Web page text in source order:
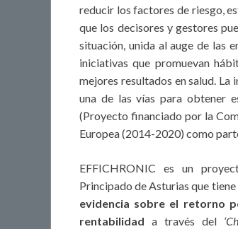
reducir los factores de riesgo,
que los decisores y gestores
situación, unida al auge de las
iniciativas que promuevan
mejores resultados en salud.
una de las vías para obtener
(Proyecto financiado por la
Europea (2014-2020) como
EFFICHRONIC es un
Principado de Asturias que
evidencia sobre el retorno
rentabilidad a través del